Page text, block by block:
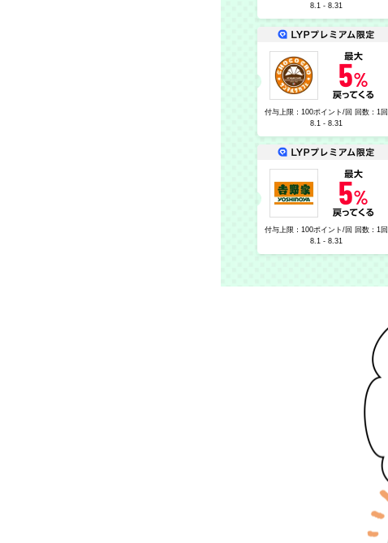
8.1 - 8.31
付与上限：100ポイント/回 回数：1回
8.1 - 8.31
付与上限：100ポイント/回 回数：1回
8.1 - 8.31